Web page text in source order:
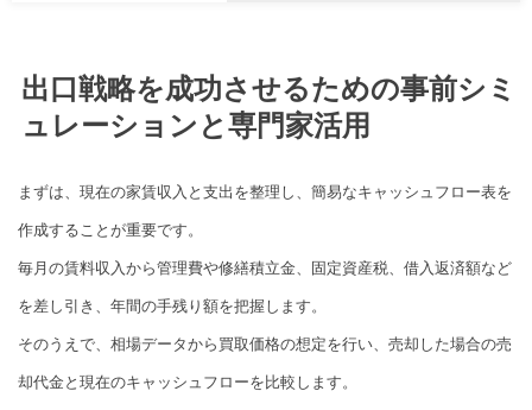
出口戦略を成功させるための事前シミ
ュレーションと専門家活用
まずは、現在の家賃収入と支出を整理し、簡易なキャッシュフロー表を
作成することが重要です。
毎月の賃料収入から管理費や修繕積立金、固定資産税、借入返済額など
を差し引き、年間の手残り額を把握します。
そのうえで、相場データから買取価格の想定を行い、売却した場合の売
却代金と現在のキャッシュフローを比較します。